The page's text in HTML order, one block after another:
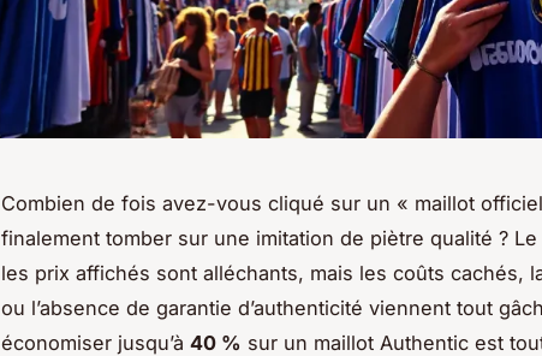
Combien de fois avez-vous cliqué sur un « maillot
finalement tomber sur une imitation de piètre qualité ?
les prix affichés sont alléchants, mais les coûts cachés,
ou l’absence de garantie d’authenticité viennent tout
économiser jusqu’à 40 % sur un maillot Authentic est